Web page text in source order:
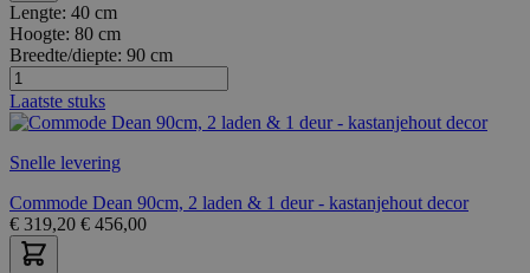
Lengte: 40 cm
Hoogte: 80 cm
Breedte/diepte: 90 cm
Laatste stuks
Snelle levering
Commode Dean 90cm, 2 laden & 1 deur - kastanjehout decor
€ 319,20 € 456,00